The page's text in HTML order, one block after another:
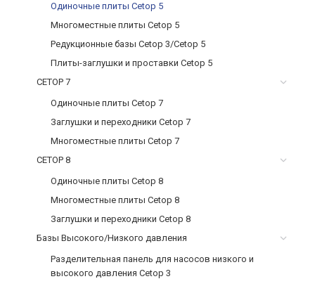
Одиночные плиты Cetop 5
Многоместные плиты Cetop 5
Редукционные базы Cetop 3/Cetop 5
Плиты-заглушки и проставки Cetop 5
CETOP 7
Одиночные плиты Cetop 7
Заглушки и переходники Cetop 7
Многоместные плиты Cetop 7
CETOP 8
Одиночные плиты Cetop 8
Многоместные плиты Cetop 8
Заглушки и переходники Cetop 8
Базы Высокого/Низкого давления
Разделительная панель для насосов низкого и
высокого давления Cetop 3